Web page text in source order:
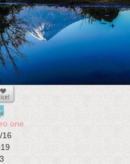
one
16
3